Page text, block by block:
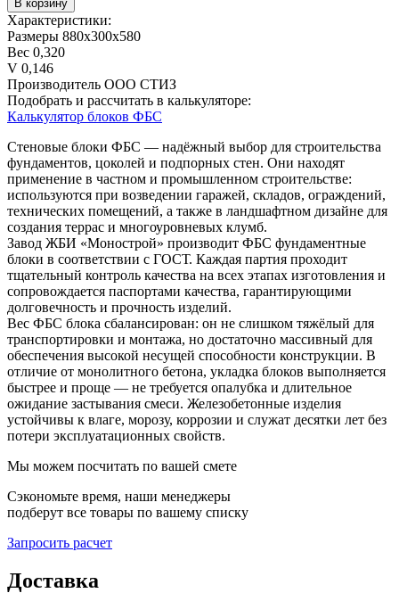
В корзину
Характеристики:
Размеры 880х300х580
Вес 0,320
V 0,146
Производитель ООО СТИЗ
Подобрать и рассчитать в калькуляторе:
Калькулятор блоков ФБС
Стеновые блоки ФБС — надёжный выбор для строительства
фундаментов, цоколей и подпорных стен. Они находят
применение в частном и промышленном строительстве:
используются при возведении гаражей, складов, ограждений,
технических помещений, а также в ландшафтном дизайне для
создания террас и многоуровневых клумб.
Завод ЖБИ «Монострой» производит ФБС фундаментные
блоки в соответствии с ГОСТ. Каждая партия проходит
тщательный контроль качества на всех этапах изготовления и
сопровождается паспортами качества, гарантирующими
долговечность и прочность изделий.
Вес ФБС блока сбалансирован: он не слишком тяжёлый для
транспортировки и монтажа, но достаточно массивный для
обеспечения высокой несущей способности конструкции. В
отличие от монолитного бетона, укладка блоков выполняется
быстрее и проще — не требуется опалубка и длительное
ожидание застывания смеси. Железобетонные изделия
устойчивы к влаге, морозу, коррозии и служат десятки лет без
потери эксплуатационных свойств.
Мы можем посчитать по вашей смете
Сэкономьте время, наши менеджеры
подберут все товары по вашему списку
Запросить расчет
Доставка